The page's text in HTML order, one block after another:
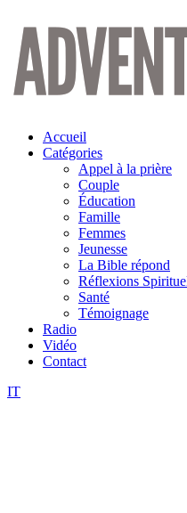
Aller
contenu
Accueil
Catégories
Appel à la prière
Couple
Éducation
Famille
Femmes
Jeunesse
La Bible répond
Réflexions
Santé
Témoignage
Radio
Vidéo
Contact
IT